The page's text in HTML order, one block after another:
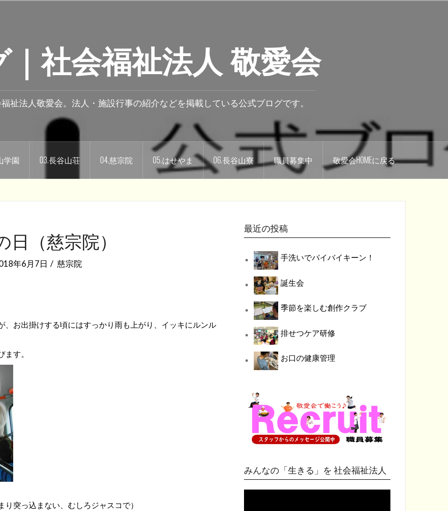
｜社会福祉法人 敬愛会
祉法人敬愛会。法人・施設行事の紹介などを掲載している公式ブログです。
学園 03.長谷山荘 04.慈宗院 05.はせやま 06.長谷山寮 職員募集中 敬愛会HOMEに戻る
日（慈宗院）
年6月7日 慈宗院
、お出掛けする頃にはすっかり雨も上がり、イッキにルンル
す。
り突っ込まない、むしろジャスコで）
最近の投稿
手洗いでバイバイキーン！
誕生会
季節を楽しむ創作クラブ
排せつケア研修
お口の健康管理
みんなの「生きる」を 社会福祉法人